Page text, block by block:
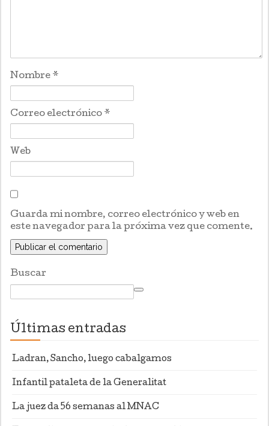
Nombre *
Correo electrónico *
Web
Guarda mi nombre, correo electrónico y web en
este navegador para la próxima vez que comente.
Buscar
Últimas entradas
Ladran, Sancho, luego cabalgamos
Infantil pataleta de la Generalitat
La juez da 56 semanas al MNAC